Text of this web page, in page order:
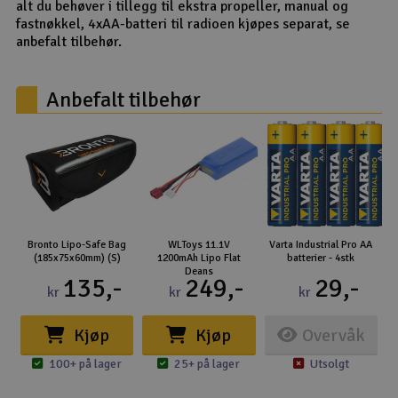
alt du behøver i tillegg til ekstra propeller, manual og
fastnøkkel, 4xAA-batteri til radioen kjøpes separat, se
anbefalt tilbehør.
Anbefalt tilbehør
Bronto Lipo-Safe Bag
(185x75x60mm) (S)
kr 135,-
Kjøp
100+ på lager
WLToys 11.1V
1200mAh Lipo Flat
Deans
kr 249,-
Kjøp
25+ på lager
Varta Industrial Pro AA
batterier - 4stk
kr 29,-
Overvåk
Utsolgt